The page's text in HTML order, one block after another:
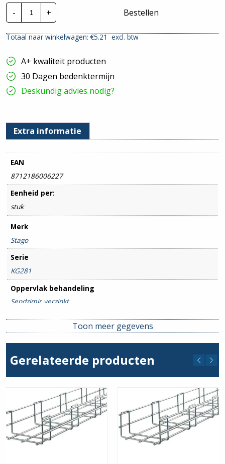
-
Stago
Verstelbaar
verval-/stijgstuk
hoeveelheid
+ Bestellen
Totaal naar winkelwagen: €5.21excl. btw
A+ kwaliteit producten
30 Dagen bedenktermijn
Deskundig advies nodig?
Extra informatie
EAN
8712186006227
Eenheid per:
stuk
Merk
Stago
Serie
KG281
Oppervlak behandeling
Sendzimir verzinkt
Hulpstuk
Montagemateriaal
Toon meer gegevens
Gerelateerde producten